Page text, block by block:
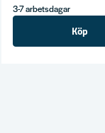
3-7 arbetsdagar
Köp